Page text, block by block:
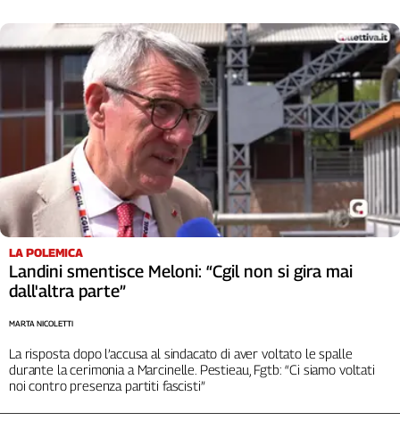
LA POLEMICA
Landini smentisce Meloni: “Cgil non si gira mai
dall'altra parte”
La risposta dopo l’accusa al sindacato di aver voltato le spalle
durante la cerimonia a Marcinelle. Pestieau, Fgtb: “Ci siamo voltati
noi contro presenza partiti fascisti”
MARTA NICOLETTI